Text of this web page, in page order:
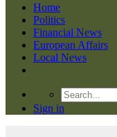
Home
Politics
Financial News
European Affairs
Local News
Sign in